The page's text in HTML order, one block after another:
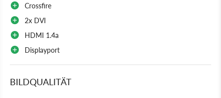
Crossfire
2x DVI
HDMI 1.4a
Displayport
BILDQUALITÄT